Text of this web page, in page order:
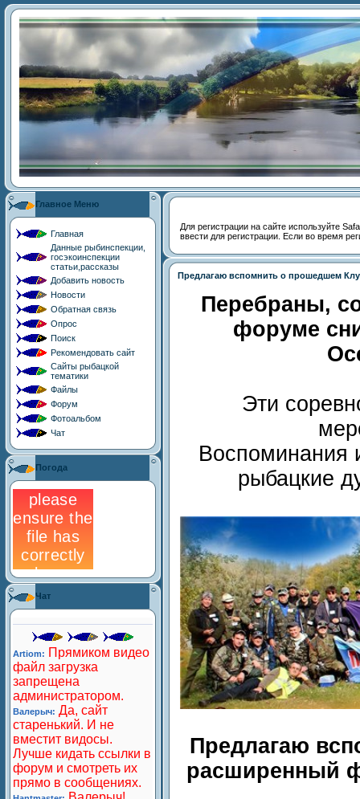
Главное Меню
Главная
Данные рыбинспекции,
госэкоинспекции
статьи,рассказы
Добавить новость
Новости
Обратная связь
Опрос
Поиск
Рекомендовать сайт
Сайты рыбацкой
тематики
Файлы
Форум
Фотоальбом
Чат
Погода
Чат
Для регистрации на сайте используйте
ввести для регистрации. Если во время
Предлагаю вспомнить о прошедшем
Перебраны,
форуме
Эти
Воспоминания
рыбацкие
Предлагаю
расширенный